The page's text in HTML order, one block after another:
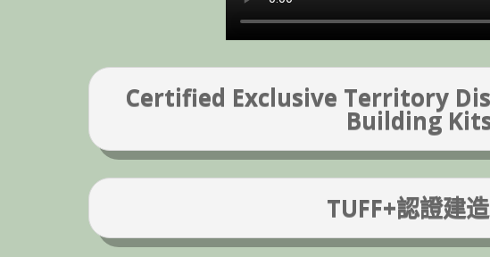
Certified Exclusive Territory
Building
TUFF+認證建